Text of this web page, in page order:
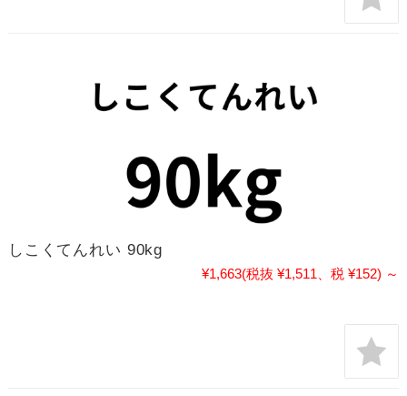
しこくてんれい 90kg
¥1,663(税抜 ¥1,511、税 ¥152) ～